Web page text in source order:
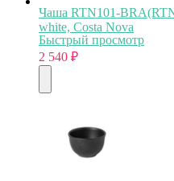
Чаша RTN101-
white, Costa Nova
Быстрый просмотр
2 540 ₽